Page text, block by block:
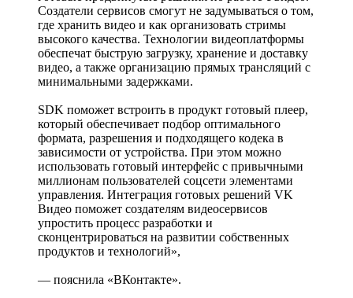
Создатели сервисов смогут не задумываться о том,
где хранить видео и как организовать стримы
высокого качества. Технологии видеоплатформы
обеспечат быструю загрузку, хранение и доставку
видео, а также организацию прямых трансляций с
минимальными задержками.
SDK поможет встроить в продукт готовый плеер,
который обеспечивает подбор оптимального
формата, разрешения и подходящего кодека в
зависимости от устройства. При этом можно
использовать готовый интерфейс с привычными
миллионам пользователей соцсети элементами
управления. Интеграция готовых решений VK
Видео поможет создателям видеосервисов
упростить процесс разработки и
сконцентрироваться на развитии собственных
продуктов и технологий»,
— пояснила «ВКонтакте».